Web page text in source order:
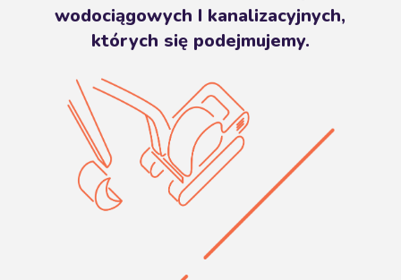
wodociągowych I kanalizacyjnych,
których się podejmujemy.